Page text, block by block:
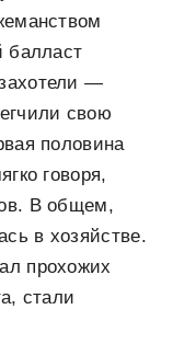
балласт
—
свою
половина
говоря,
В общем,
в хозяйстве.
прохожих
стали